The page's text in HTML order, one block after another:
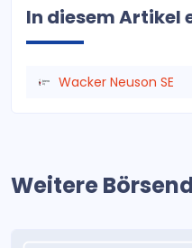
In diesem Artikel
Wacker Neuson SE
Weitere